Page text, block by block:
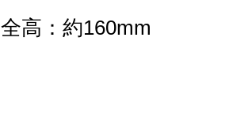
全高：約160mm